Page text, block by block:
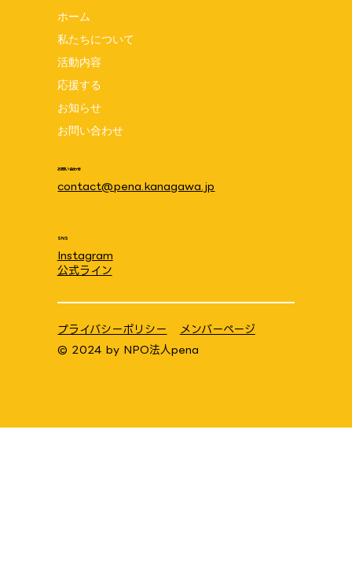
第19回かながわこども・子育て支援大賞プレ
ホーム
私たちについて
活動内容
応援する
お知らせ
お問い合わせ
お問い合わせ
contact@pena.kanagawa.jp
SNS
Instagram
公式ライン
© 2024 by NPO法人pena
プライバシーポリシー メンバーページ